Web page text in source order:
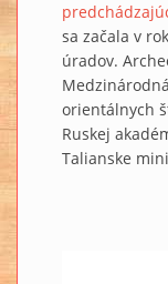
sa začala v
úradov.
orientálnych
Ruskej
Talianske